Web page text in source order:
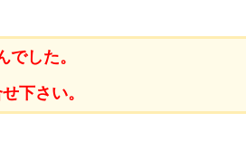
した。
下さい。